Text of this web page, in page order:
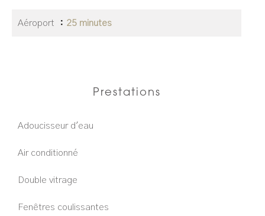
Aéroport 25 minutes
Prestations
Adoucisseur d'eau
Air conditionné
Double vitrage
Fenêtres coulissantes